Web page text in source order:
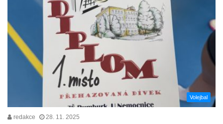
Volejbal
redakce 28. 11. 2025